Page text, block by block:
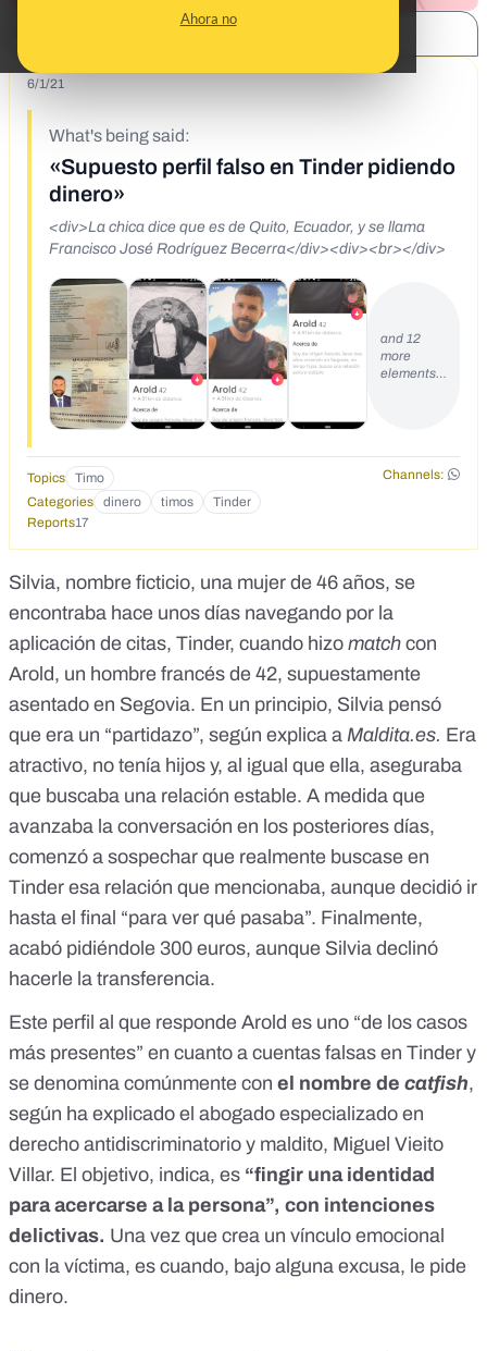
Ahora no
6/1/21
What's being said:
«Supuesto perfil falso en Tinder pidiendo
dinero»
<div>La chica dice que es de Quito, Ecuador, y se llama
Francisco José Rodríguez Becerra</div><div><br></div>
and 12
more
elements…
Topics Timo
Channels:
Categories
dinero timos
Tinder
Reports17
Silvia, nombre ficticio, una mujer de 46 años, se
encontraba hace unos días navegando por la
aplicación de citas, Tinder, cuando hizo match con
Arold, un hombre francés de 42, supuestamente
asentado en Segovia. En un principio, Silvia pensó
que era un “partidazo”, según explica a Maldita.es. Era
atractivo, no tenía hijos y, al igual que ella, aseguraba
que buscaba una relación estable. A medida que
avanzaba la conversación en los posteriores días,
comenzó a sospechar que realmente buscase en
Tinder esa relación que mencionaba, aunque decidió ir
hasta el final “para ver qué pasaba”. Finalmente,
acabó pidiéndole 300 euros, aunque Silvia declinó
hacerle la transferencia.
Este perfil al que responde Arold es uno “de los casos
más presentes” en cuanto a cuentas falsas en Tinder y
se denomina comúnmente con el nombre de catfish,
según ha explicado el abogado especializado en
derecho antidiscriminatorio y maldito, Miguel Vieito
Villar. El objetivo, indica, es “fingir una identidad
para acercarse a la persona”, con intenciones
delictivas. Una vez que crea un vínculo emocional
con la víctima, es cuando, bajo alguna excusa, le pide
dinero.